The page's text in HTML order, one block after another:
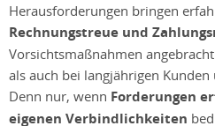
Herausforderungen bringen
Rechnungstreue und
Vorsichtsmaßnahmen
als auch bei langjährigen
Denn nur, wenn Forderungen
eigenen Verbindlichkeiten